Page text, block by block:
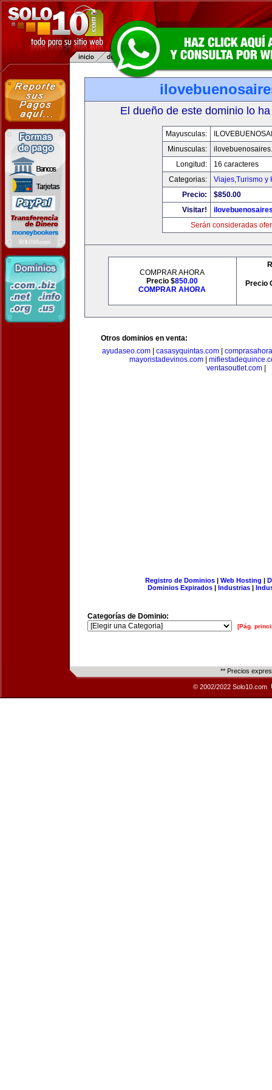
El dueño de este dominio lo
Mayusculas:
Minusculas:
Longitud:
16 caracteres
Categorias:
Viajes,Turismo y
Precio:
$850.00
Visitar!
Serán consideradas
COMPRAR AHORA
Precio $850.00
COMPRAR AHORA
Precio
Otros dominios en venta:
ayudaseo.com
casasyquintas.com
mayoristadevinos.com
ventasoutlet.com
Registro de Dominios| Web Hosting |
Dominios Expirados | Industrias |
Categorías de Dominio:
[Pág.
** Precios
© 2002/2022 Solo10.com